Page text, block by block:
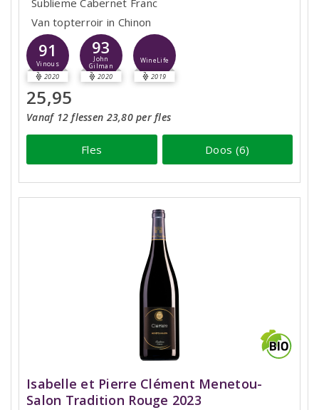
Sublieme Cabernet Franc
Van topterroir in Chinon
91
Vinous
2020
93
John
Gilman
2020
WineLife
2019
25,95
Vanaf 12 flessen 23,80 per fles
Fles Doos (6)
Isabelle et Pierre Clément Menetou-
Salon Tradition Rouge 2023